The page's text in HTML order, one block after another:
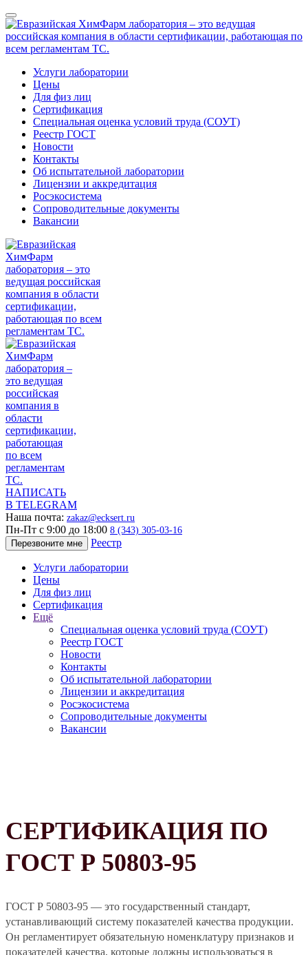
Услуги лаборатории
Цены
Для физ лиц
Сертификация
Специальная оценка условий труда (СОУТ)
Реестр ГОСТ
Новости
Контакты
Об испытательной лаборатории
Лицензии и аккредитация
Росэкосистема
Сопроводительные документы
Вакансии
НАПИСАТЬ
В TELEGRAM
Наша почта: zakaz@ecksert.ru
Пн-Пт с 9:00 до 18:00 8 (343) 305-03-16
Перезвоните мне
Реестр
Услуги лаборатории
Цены
Для физ лиц
Сертификация
Ещё
Специальная оценка условий труда (СОУТ)
Реестр ГОСТ
Новости
Контакты
Об испытательной лаборатории
Лицензии и аккредитация
Росэкосистема
Сопроводительные документы
Вакансии
СЕРТИФИКАЦИЯ ПО
ГОСТ Р 50803-95
ГОСТ Р 50803-95 — это государственный стандарт,
устанавливающий систему показателей качества продукции.
Он регламентирует обязательную номенклатуру признаков и
показателей качества, которые должны использоваться в